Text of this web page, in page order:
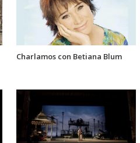
Charlamos con Betiana Blum